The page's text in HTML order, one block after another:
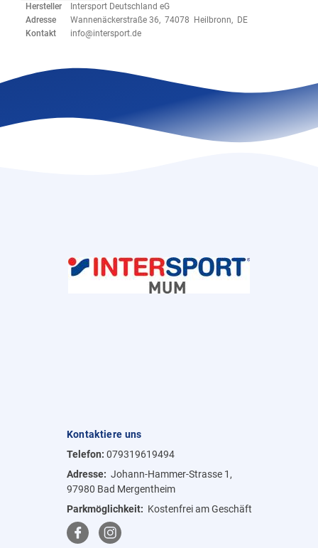
Hersteller
Intersport Deutschland eG
Adresse
Wannenäckerstraße 36, 74078 Heilbronn, DE
Kontakt
info@intersport.de
Kontaktiere uns
Telefon: 079319619494
Adresse: Johann-Hammer-Strasse 1,
97980 Bad Mergentheim
Parkmöglichkeit: Kostenfrei am Geschäft